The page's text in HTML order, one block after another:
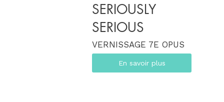
SERIOUSLY
SERIOUS
VERNISSAGE 7E OPUS
En savoir plus